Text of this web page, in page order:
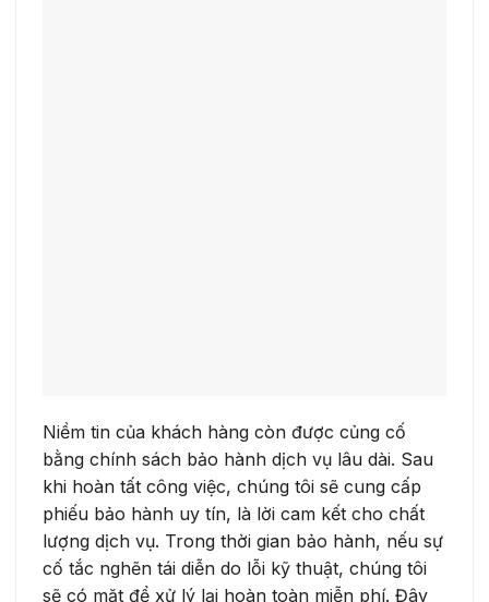
Niềm tin của khách hàng còn được củng cố
bằng chính sách bảo hành dịch vụ lâu dài. Sau
khi hoàn tất công việc, chúng tôi sẽ cung cấp
phiếu bảo hành uy tín, là lời cam kết cho chất
lượng dịch vụ. Trong thời gian bảo hành, nếu sự
cố tắc nghẽn tái diễn do lỗi kỹ thuật, chúng tôi
sẽ có mặt để xử lý lại hoàn toàn miễn phí. Đây